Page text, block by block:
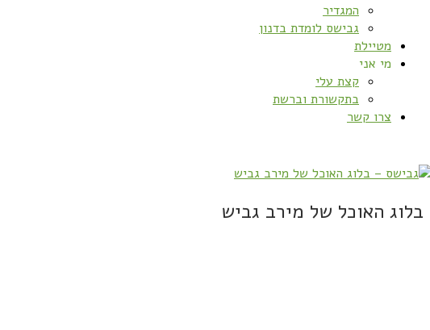
המגדיר
גבישס לומדת בדנון
מטיילת
מי אני
קצת עלי
בתקשורת וברשת
צרו קשר
בלוג האוכל של מירב גביש